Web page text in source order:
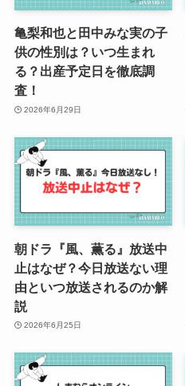
亀梨和也と田中みな実の子
供の性別は？いつ生まれ
る？出産予定日を徹底調
査！
2026年6月29日
朝ドラ『風、薫る』放送中
止はなぜ？今日放送ない理
由といつ放送されるのか解
説
2026年6月25日